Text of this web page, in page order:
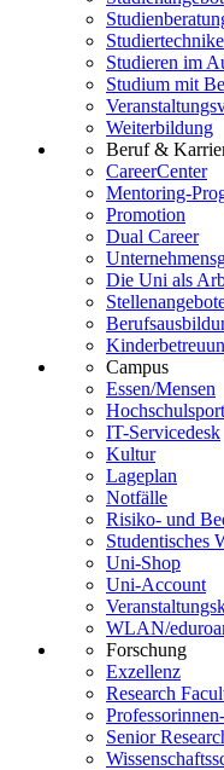
Studieren im
Studium mit
Weiterbildung
Beruf &
CareerCenter
Mentoring-
Promotion
Dual Career
Die Uni als
Campus
Essen/Mensen
Hochschulsport
IT-Servicedesk
Kultur
Lageplan
Notfälle
Risiko- und
Studentisches
Uni-Shop
Uni-Account
WLAN/
Forschung
Exzellenz
Research
Senior